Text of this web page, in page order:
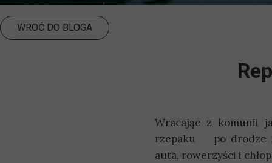
WROĆ DO BLOGA
Wracając z komunii
rzepaku
po drodze
auta, rowerzyści i